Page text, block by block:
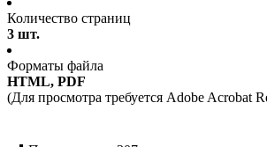
Количество страниц
3 шт.
Форматы файла
HTML, PDF
(Для просмотра требуется Adobe Acrobat